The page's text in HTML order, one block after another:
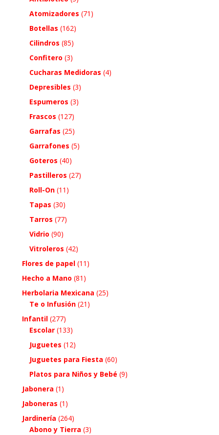
Atomizadores (71)
Botellas (162)
Cilindros (85)
Confitero (3)
Cucharas Medidoras (4)
Depresibles (3)
Espumeros (3)
Frascos (127)
Garrafas (25)
Garrafones (5)
Goteros (40)
Pastilleros (27)
Roll-On (11)
Tapas (30)
Tarros (77)
Vidrio (90)
Vitroleros (42)
Flores de papel (11)
Hecho a Mano (81)
Herbolaria Mexicana (25)
Te o Infusión (21)
Infantil (277)
Escolar (133)
Juguetes (12)
Juguetes para Fiesta (60)
Platos para Niños y Bebé (9)
Jabonera (1)
Jaboneras (1)
Jardinería (264)
Abono y Tierra (3)